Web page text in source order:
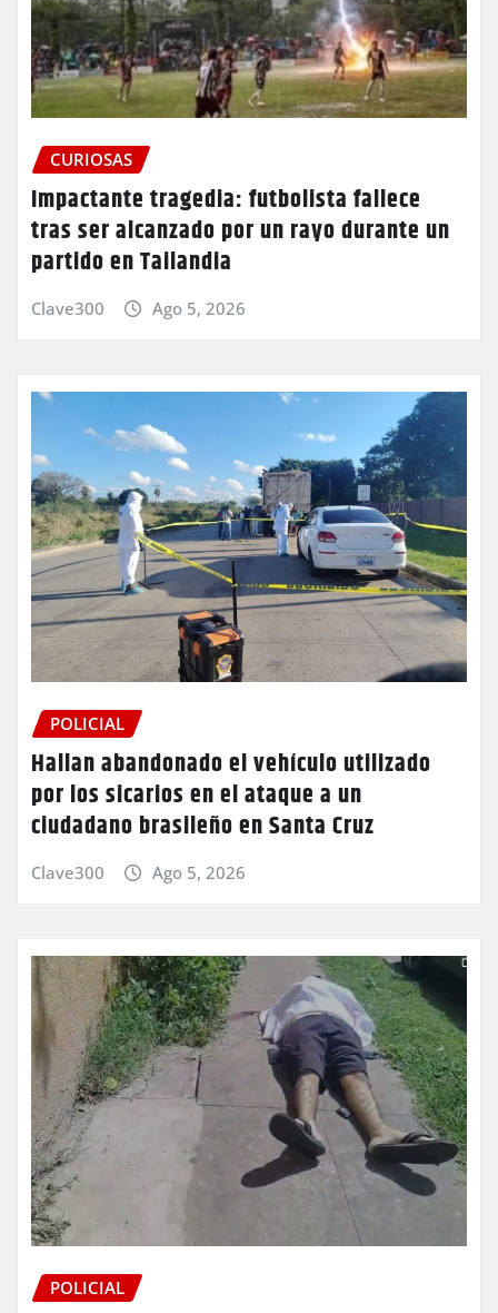
CURIOSAS
Impactante tragedia: futbolista fallece
tras ser alcanzado por un rayo durante un
partido en Tailandia
Clave300 Ago 5, 2026
POLICIAL
Hallan abandonado el vehículo utilizado
por los sicarios en el ataque a un
ciudadano brasileño en Santa Cruz
Clave300 Ago 5, 2026
POLICIAL